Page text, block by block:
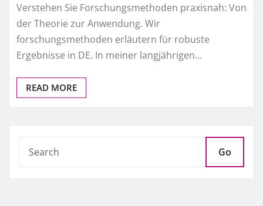
Verstehen Sie Forschungsmethoden praxisnah: Von
der Theorie zur Anwendung. Wir
forschungsmethoden erläutern für robuste
Ergebnisse in DE. In meiner langjährigen…
READ MORE
Go